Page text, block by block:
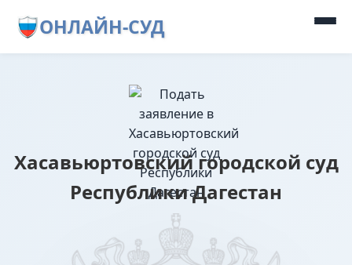
ОНЛАЙН-СУД
Хасавьюртовский городской суд
Республики Дагестан